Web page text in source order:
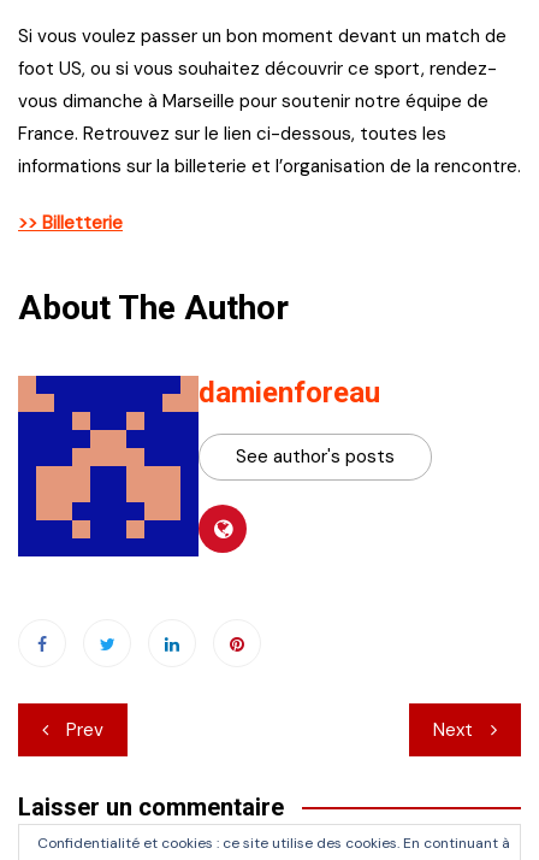
Si vous voulez passer un bon moment devant un match de
foot US, ou si vous souhaitez découvrir ce sport, rendez-
vous dimanche à Marseille pour soutenir notre équipe de
France. Retrouvez sur le lien ci-dessous, toutes les
informations sur la billeterie et l’organisation de la rencontre.
>> Billetterie
About The Author
damienforeau
See author's posts
Navigation
de
l’article
Prev Next
Laisser un commentaire
Vous devezvous connecterpour publier un commentaire.
Confidentialité et cookies : ce site utilise des cookies. En continuant à